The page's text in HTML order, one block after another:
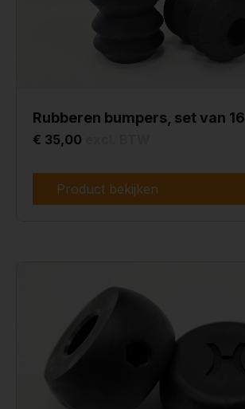
Rubberen bumpers, set van 16
€ 35,00
Product bekijken